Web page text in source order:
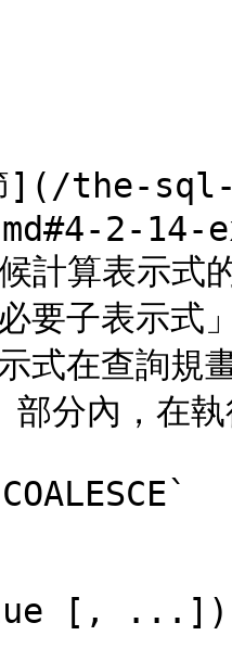
](/the-
2-
計算表示式
要子表示
在查詢規
分內，在
[, ...])